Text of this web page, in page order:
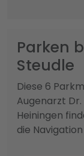
Parken
Steudle
Diese 6
Augenarzt
Heiningen
die